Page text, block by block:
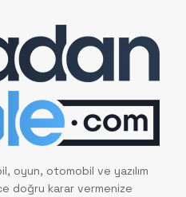
oyun, otomobil ve yazılım
doğru karar vermenize